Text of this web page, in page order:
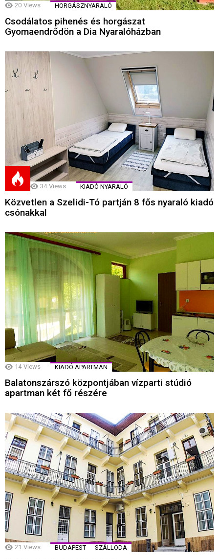
20 Views HORGÁSZNYARALÓ
Csodálatos pihenés és horgászat
Gyomaendrődön a Dia Nyaralóházban
34 Views KIADÓ NYARALÓ
Közvetlen a Szelidi-Tó partján 8 fős nyaraló kiadó
csónakkal
14 Views KIADÓ APARTMAN
Balatonszárszó központjában vízparti stúdió
apartman két fő részére
21 Views BUDAPEST SZÁLLODA